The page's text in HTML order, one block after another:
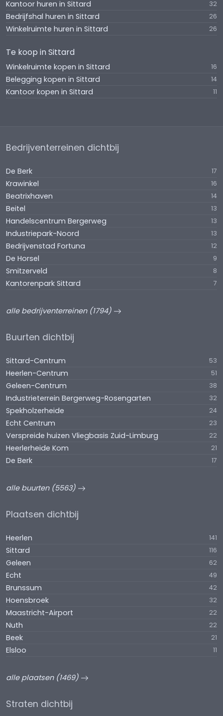
HUUROVEREENKOMST
Standaard model ROZ (Raad voor Onroerende
Kantoor huren in Sittard 32
Bedrijfshal huren in Sittard 26
Winkelruimte huren in Sittard 26
Te koop in Sittard
Winkelruimte kopen in Sittard 16
Belegging kopen in Sittard 14
Kantoor kopen in Sittard 11
Bedrijventerreinen dichtbij
De Berk 17
Krawinkel 16
Beatrixhaven 14
Beitel 13
Handelscentrum Bergerweg 13
Industriepark-Noord 13
Bedrijvenstad Fortuna 12
De Horsel 9
Smitzerveld 8
Kantorenpark Sittard 7
alle bedrijventerreinen (1794)
Buurten dichtbij
Sittard-Centrum 53
Heerlen-Centrum 51
Geleen-Centrum 38
Industrieterrein Bergerweg-Rosengarten 32
Spekholzerheide 24
Echt Centrum 23
Verspreide huizen Vliegbasis Zuid-Limburg 22
Heerlerheide Kom 21
De Berk 17
alle buurten (5563)
Plaatsen dichtbij
Heerlen 141
Sittard 116
Geleen 62
Echt 49
Brunssum 42
Hoensbroek 32
Maastricht-Airport 22
Nuth 22
Beek 21
Elsloo 11
alle plaatsen (1469)
Straten dichtbij